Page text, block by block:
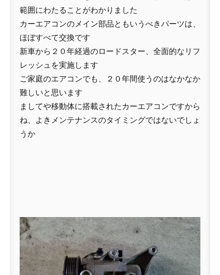
範囲にわたることがわかりました
カーエアコンのメイン部品ともいうべきパーツは、
ほぼすべて交換です
新車から２０年経過のロードスター、全面的なリフ
レッシュを実施します
ご家庭のエアコンでも、２０年間使うのはなかなか
難しいと思います
ましてや移動体に搭載されたカーエアコンですから
ね、よきメンテナンスのタイミングではないでしょ
うか